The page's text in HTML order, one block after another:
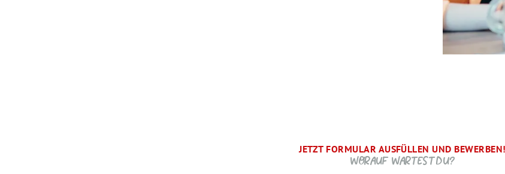
JETZT FORMULAR AUSFÜLLEN UND BEWERBEN!
WORAUF WARTEST DU?
BRAUCHEN WIR NOCH ...
SCHRITT.
DANKE, WIR FREUEN UNS AUF DICH UND MELDEN UNS